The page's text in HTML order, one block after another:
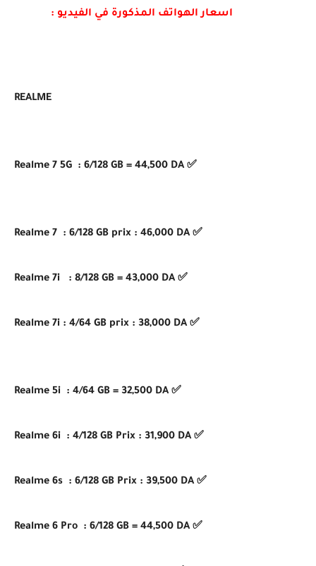
اسعار الهواتف المذكورة في الفيديو :
REALME
✅ Realme 7 5G : 6/128 GB = 44,500 DA
✅ Realme 7 : 6/128 GB prix : 46,000 DA
✅ Realme 7i : 8/128 GB = 43,000 DA
✅ Realme 7i : 4/64 GB prix : 38,000 DA
✅ Realme 5i : 4/64 GB = 32,500 DA
✅ Realme 6i : 4/128 GB Prix : 31,900 DA
✅ Realme 6s : 6/128 GB Prix : 39,500 DA
✅ Realme 6 Pro : 6/128 GB = 44,500 DA